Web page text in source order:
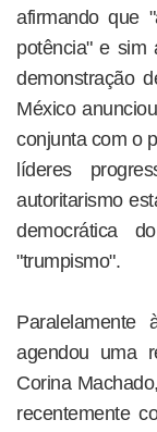
afirmando que
potência" e sim
demonstração
México
conjunta com o
líderes
autoritarismo
democrática
"trumpismo".
agendou uma
Corina
recentemente